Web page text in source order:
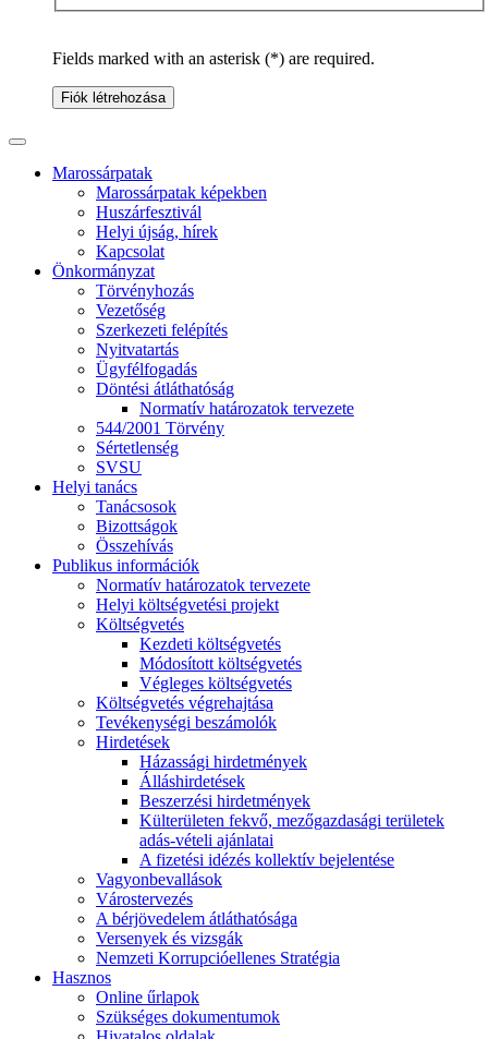
Fields marked with an asterisk (*) are required.
Fiók létrehozása
Marossárpatak
Marossárpatak képekben
Huszárfesztivál
Helyi újság, hírek
Kapcsolat
Önkormányzat
Törvényhozás
Vezetőség
Szerkezeti felépítés
Nyitvatartás
Ügyfélfogadás
Döntési átláthatóság
Normatív határozatok tervezete
544/2001 Törvény
Sértetlenség
SVSU
Helyi tanács
Tanácsosok
Bizottságok
Összehívás
Publikus információk
Normatív határozatok tervezete
Helyi költségvetési projekt
Költségvetés
Kezdeti költségvetés
Módosított költségvetés
Végleges költségvetés
Költségvetés végrehajtása
Tevékenységi beszámolók
Hirdetések
Házassági hirdetmények
Álláshirdetések
Beszerzési hirdetmények
Külterületen fekvő, mezőgazdasági területek
adás-vételi ajánlatai
A fizetési idézés kollektív bejelentése
Vagyonbevallások
Várostervezés
A bérjövedelem átláthatósága
Versenyek és vizsgák
Nemzeti Korrupcióellenes Stratégia
Hasznos
Online űrlapok
Szükséges dokumentumok